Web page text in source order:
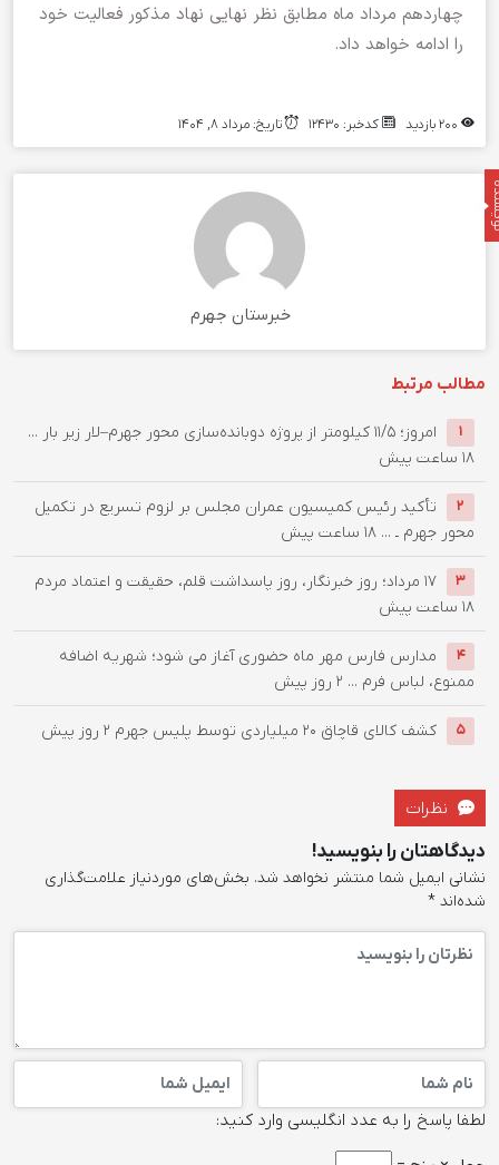
چهاردهم مرداد ماه مطابق نظر نهایی نهاد مذکور فعالیت خود
را ادامه خواهد داد.
کدخبر: 12430 تاریخ: مرداد 8, 1404
خبرستان جهرم
مطالب مرتبط
1
امروز؛ ۱۱/۵ کیلومتر از پروژه دوبانده‌سازی محور جهرم–لار زیر بار ...
18 ساعت پیش
2
تأکید رئیس کمیسیون عمران مجلس بر لزوم تسریع در تکمیل
محور جهرم ـ ... 18 ساعت پیش
3
۱۷ مرداد؛ روز خبرنگار، روز پاسداشت قلم، حقیقت و اعتماد مردم
18 ساعت پیش
4
مدارس فارس مهر ماه حضوری آغاز می شود؛ شهریه اضافه
ممنوع، لباس فرم ... 2 روز پیش
5 کشف کالای قاچاق 20 میلیاردی توسط پلیس جهرم 2 روز پیش
نظرات
دیدگاهتان را بنویسید!
نشانی ایمیل شما منتشر نخواهد شد. بخش‌های موردنیاز علامت‌گذاری
شده‌اند *
لطفا پاسخ را به عدد انگلیسی وارد کنید: